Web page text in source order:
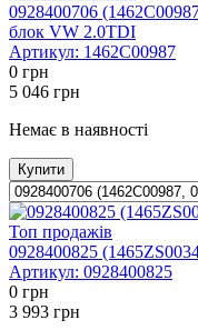
0928400706
блок VW 2.0TDI
Артикул: 1462C00987
0 грн
5 046 грн
Немає в наявності
Купити
Топ продажів
0928400825
Артикул: 0928400825
0 грн
3 993 грн